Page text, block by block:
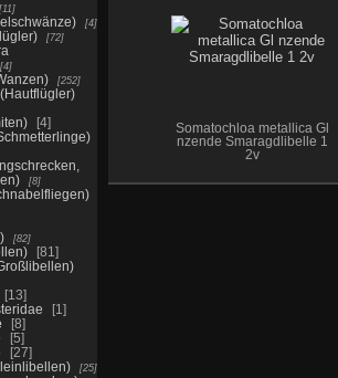
11
4
72
4
252
4
8
82
81
13
1
8
5
27
25
Somatochloa metallica Gl
nzende Smaragdlibelle 1
2v